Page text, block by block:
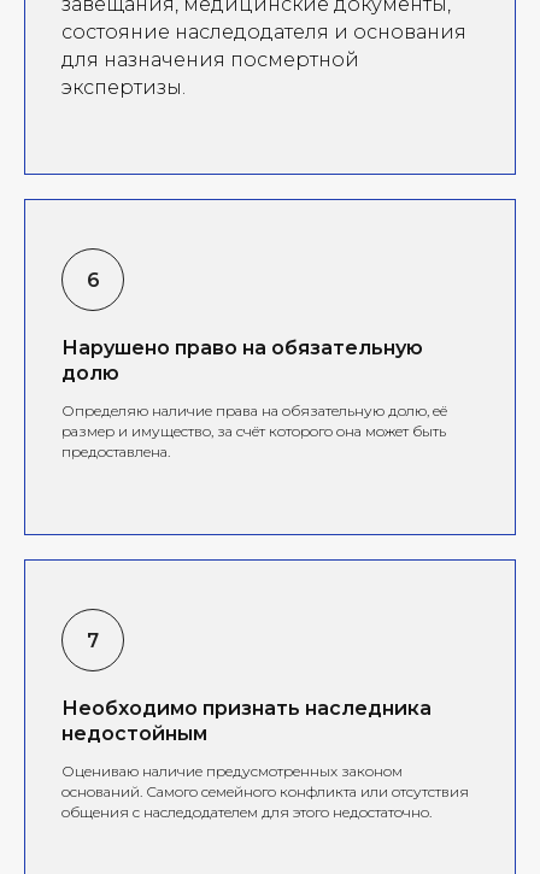
состояние наследодателя и основания
для назначения посмертной
экспертизы.
Нарушено право на обязательную
долю
Определяю наличие права на обязательную долю, её
размер и имущество, за счёт которого она может быть
предоставлена.
Необходимо признать наследника
недостойным
Оцениваю наличие предусмотренных законом
оснований. Самого семейного конфликта или отсутствия
общения с наследодателем для этого недостаточно.